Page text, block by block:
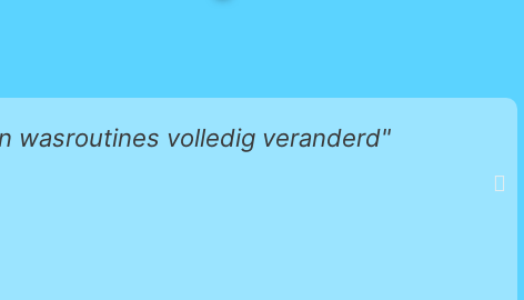
wasroutines volledig veranderd"